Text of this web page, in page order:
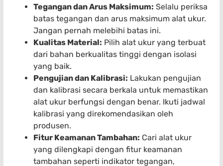
Tegangan dan Arus Maksimum: Selalu periksa
batas tegangan dan arus maksimum alat ukur.
Jangan pernah melebihi batas ini.
Kualitas Material: Pilih alat ukur yang terbuat
dari bahan berkualitas tinggi dengan isolasi
yang baik.
Pengujian dan Kalibrasi: Lakukan pengujian
dan kalibrasi secara berkala untuk memastikan
alat ukur berfungsi dengan benar. Ikuti jadwal
kalibrasi yang direkomendasikan oleh
produsen.
Fitur Keamanan Tambahan: Cari alat ukur
yang dilengkapi dengan fitur keamanan
tambahan seperti indikator tegangan,